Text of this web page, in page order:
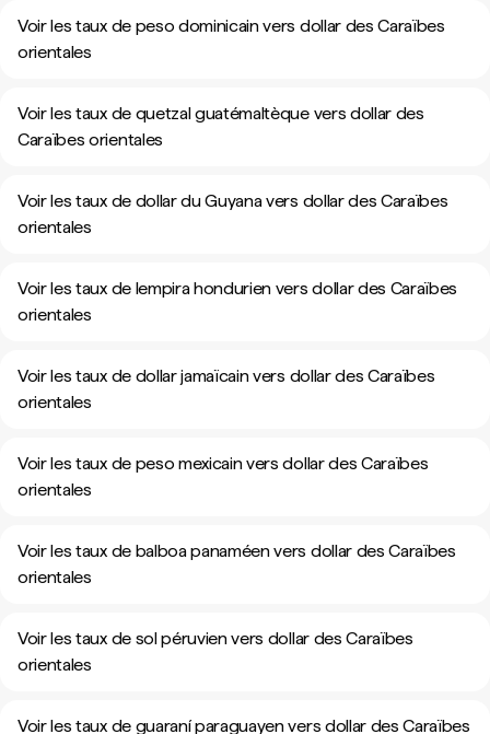
Voir les taux de peso dominicain vers dollar des Caraïbes
orientales
Voir les taux de quetzal guatémaltèque vers dollar des
Caraïbes orientales
Voir les taux de dollar du Guyana vers dollar des Caraïbes
orientales
Voir les taux de lempira hondurien vers dollar des Caraïbes
orientales
Voir les taux de dollar jamaïcain vers dollar des Caraïbes
orientales
Voir les taux de peso mexicain vers dollar des Caraïbes
orientales
Voir les taux de balboa panaméen vers dollar des Caraïbes
orientales
Voir les taux de sol péruvien vers dollar des Caraïbes
orientales
Voir les taux de guaraní paraguayen vers dollar des Caraïbes